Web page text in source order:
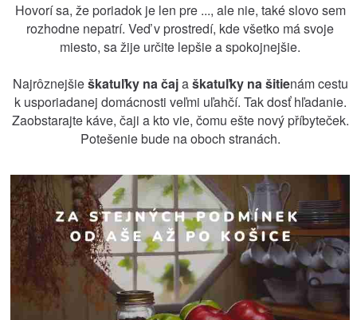
Hovorí sa, že poriadok je len pre ..., ale nie, také slovo sem
rozhodne nepatrí. Veď v prostredí, kde všetko má svoje
miesto, sa žije určite lepšie a spokojnejšie.
Najrôznejšieškatuľky na čajaškatuľky na šitienám cestu
k usporiadanej domácnosti veľmi uľahčí. Tak dosť hľadanie.
Zaobstarajte káve, čaji a kto vie, čomu ešte nový příbyteček.
Potešenie bude na oboch stranách.